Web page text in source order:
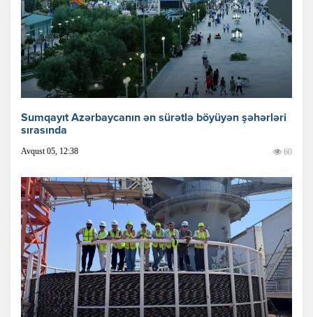
Sumqayıt Azərbaycanın ən sürətlə böyüyən şəhərləri
sırasında
Avqust 05, 12:38 60